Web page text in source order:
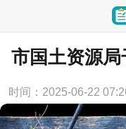
当前位
市国土资源
时间：2025-06-22